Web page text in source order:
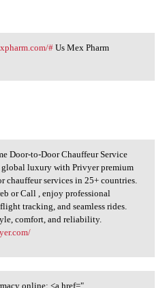
# Us
#Us Mex Pharm
Door-to-Door
Door-to-Door Chauffeur Service
global luxury with Privyer premium
chauffeur services in 25+ countries.
or Call , enjoy professional
tracking, and seamless rides.
comfort, and reliability.
online: <a href="